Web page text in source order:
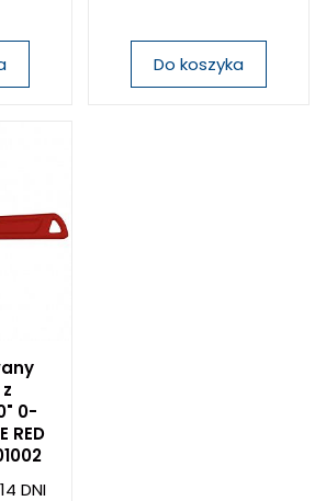
Do koszyka
0-
RED
DNI